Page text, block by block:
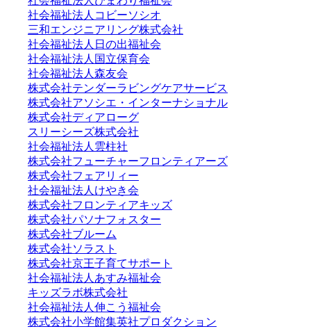
社会福祉法人コビーソシオ
三和エンジニアリング株式会社
社会福祉法人日の出福祉会
社会福祉法人国立保育会
社会福祉法人森友会
株式会社テンダーラビングケアサービス
株式会社アソシエ・インターナショナル
株式会社ディアローグ
スリーシーズ株式会社
社会福祉法人雲柱社
株式会社フューチャーフロンティアーズ
株式会社フェアリィー
社会福祉法人けやき会
株式会社フロンティアキッズ
株式会社パソナフォスター
株式会社ブルーム
株式会社ソラスト
株式会社京王子育てサポート
社会福祉法人あすみ福祉会
キッズラボ株式会社
社会福祉法人伸こう福祉会
株式会社小学館集英社プロダクション